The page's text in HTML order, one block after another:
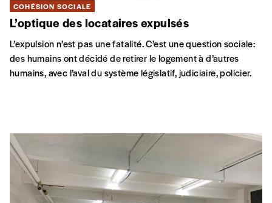
COHÉSION SOCIALE
L’optique des locataires expulsés
L’expulsion n’est pas une fatalité. C’est une question sociale:
des humains ont décidé de retirer le logement à d’autres
humains, avec l’aval du système législatif, judiciaire, policier.